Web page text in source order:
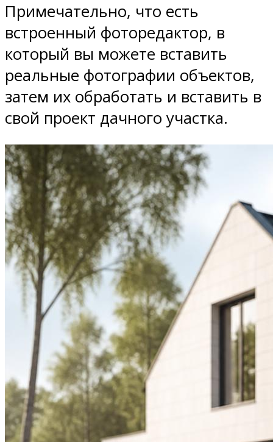
Примечательно, что есть
встроенный фоторедактор, в
который вы можете вставить
реальные фотографии объектов,
затем их обработать и вставить в
свой проект дачного участка.